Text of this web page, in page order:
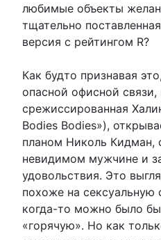
любимые объекты
тщательно
версия с рейтингом R?
Как будто признавая
опасной офисной связи,
срежиссированная
Bodies Bodies»),
планом Николь Кидман,
невидимом мужчине и
удовольствия. Это
похоже на сексуальную
когда-то можно было бы
«горячую». Но как